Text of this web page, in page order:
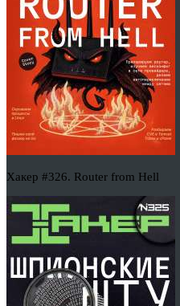
Хакер #326. Router from Hell